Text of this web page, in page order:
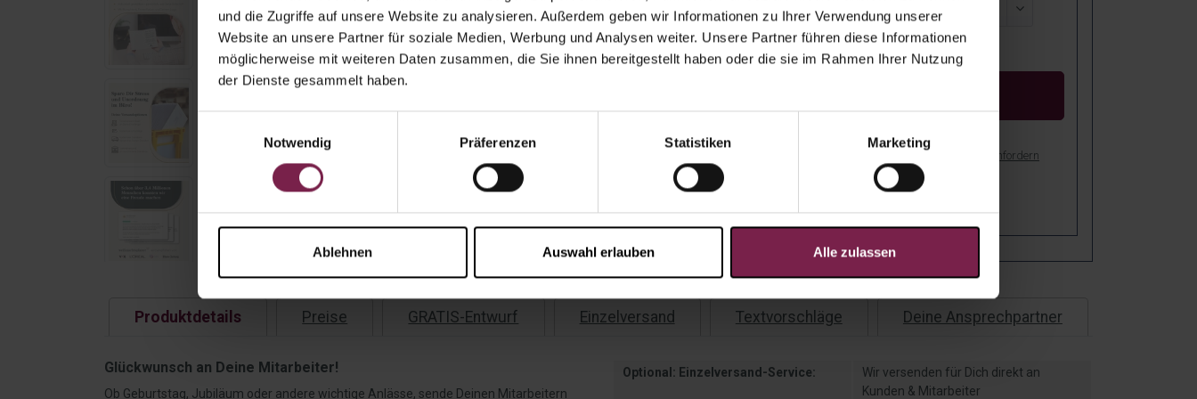
und die Zugriffe auf unsere Website zu analysieren. Außerdem geben wir Informationen zu Ihrer Verwendung unserer
Website an unsere Partner für soziale Medien, Werbung und Analysen weiter. Unsere Partner führen diese Informationen
möglicherweise mit weiteren Daten zusammen, die Sie ihnen bereitgestellt haben oder die sie im Rahmen Ihrer Nutzung
der Dienste gesammelt haben.
Notwendig
Präferenzen Statistiken Marketing
Ablehnen Auswahl erlauben Alle zulassen
Gesamtpreis:
Muster anfordern
Versandkostenfreie Lieferung nach Deutschland!
Produktdetails Preise GRATIS-Entwurf Einzelversand Textvorschläge Deine Ansprechpartner
Glückwunsch an Deine Mitarbeiter!
Ob Geburtstag, Jubiläum oder andere wichtige Anlässe, sende Deinen Mitarbeitern
Optional: Einzelversand-Service:
Wir versenden für Dich direkt an
Kunden & Mitarbeiter